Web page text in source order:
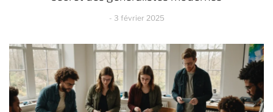
3 février 2025